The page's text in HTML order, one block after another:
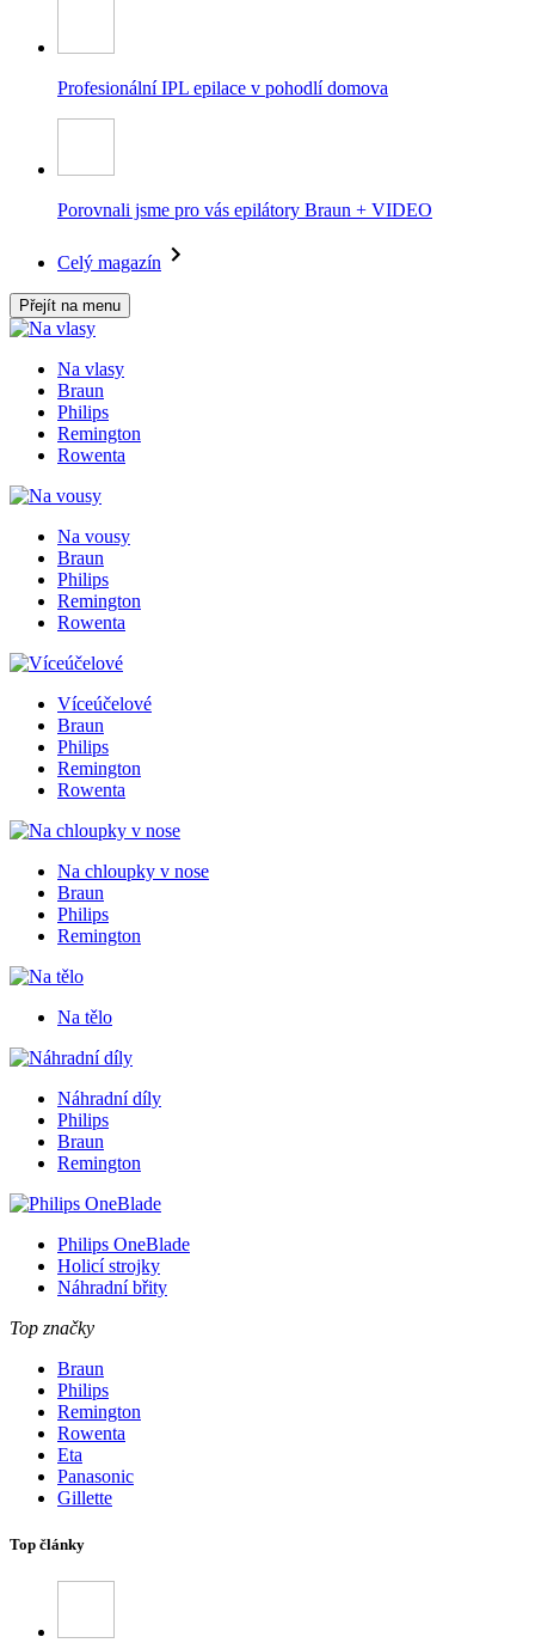
Profesionální IPL epilace v pohodlí domova
Porovnali jsme pro vás epilátory Braun + VIDEO
Celý magazín
Přejít na menu
Na vlasy
Braun
Philips
Remington
Rowenta
Na vousy
Braun
Philips
Remington
Rowenta
Víceúčelové
Braun
Philips
Remington
Rowenta
Na chloupky v nose
Braun
Philips
Remington
Na tělo
Náhradní díly
Philips
Braun
Remington
Philips OneBlade
Holicí strojky
Náhradní břity
Top značky
Braun
Philips
Remington
Rowenta
Eta
Panasonic
Gillette
Top články